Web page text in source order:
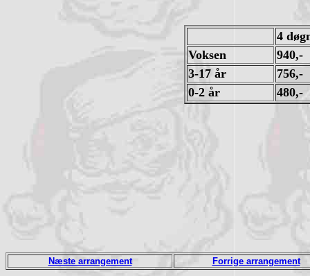
4
Voksen
940,-
3-17 år
756,-
0-2 år
480,-
Næste arrangement Forrige arrangement